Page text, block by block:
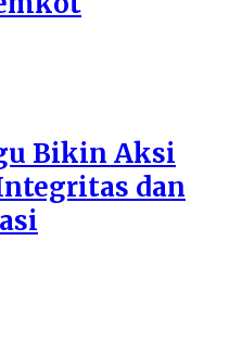
Bikin Aksi
dan